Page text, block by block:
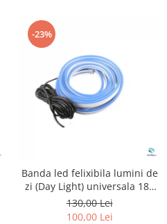
-23%
Banda led felixibila lumini de
zi (Day Light) universala 180
cm
130,00 Lei
100,00 Lei